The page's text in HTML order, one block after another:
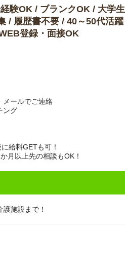
験OK / ブランクOK / 大学生
/ 履歴書不要 / 40～50代活躍
登録・面接OK
メールでご連絡
ング
給料GETも可！
月以上先の相談もOK！
施設まで！